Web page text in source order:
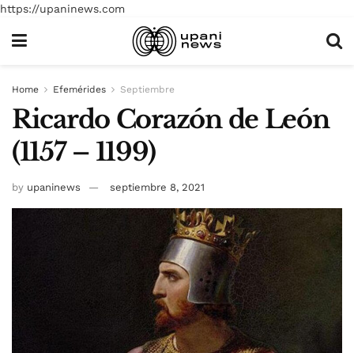
https://upaninews.com
Home Efemérides Septiembre
Ricardo Corazón de León
(1157 – 1199)
by upaninews septiembre 8, 2021